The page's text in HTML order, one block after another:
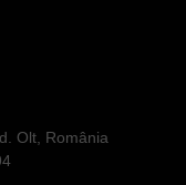
Olt, România